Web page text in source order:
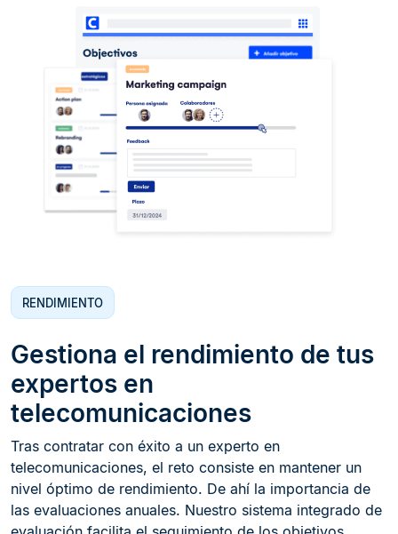
RENDIMIENTO
Gestiona el rendimiento de tus
expertos en
telecomunicaciones
Tras contratar con éxito a un experto en
telecomunicaciones, el reto consiste en mantener un
nivel óptimo de rendimiento. De ahí la importancia de
las evaluaciones anuales. Nuestro sistema integrado de